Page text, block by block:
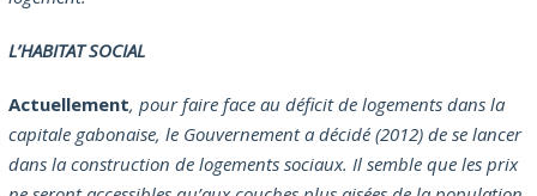
L’HABITAT SOCIAL
Actuellement, pour faire face au déficit de logements dans la
capitale gabonaise, le Gouvernement a décidé (2012) de se lancer
dans la construction de logements sociaux. Il semble que les prix